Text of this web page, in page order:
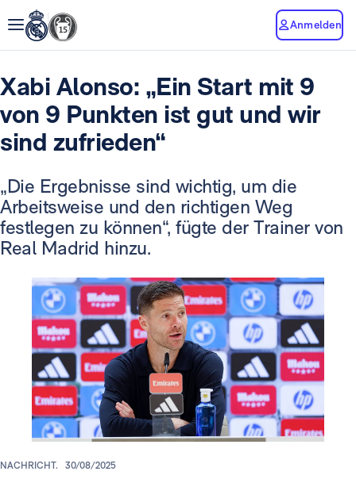
Anmelden
Xabi Alonso: „Ein Start mit 9
von 9 Punkten ist gut und wir
sind zufrieden“
„Die Ergebnisse sind wichtig, um die
Arbeitsweise und den richtigen Weg
festlegen zu können“, fügte der Trainer von
Real Madrid hinzu.
NACHRICHT. 30/08/2025